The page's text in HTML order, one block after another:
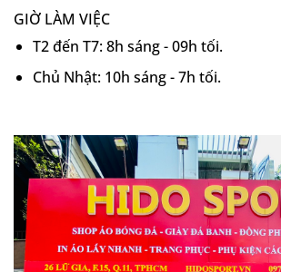
GIỜ LÀM VIỆC
T2 đến T7: 8h sáng - 09h tối.
Chủ Nhật: 10h sáng - 7h tối.